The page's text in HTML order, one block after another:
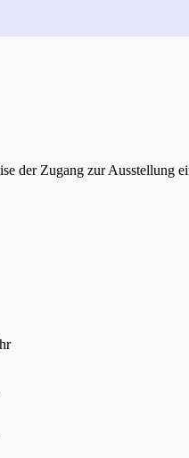
der Zugang zur Ausstellung